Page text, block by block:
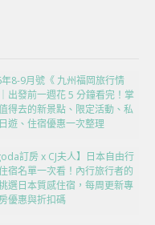
8-9月號《 九州福岡旅行情
出發前一週花 5 分鐘看完！掌
得去的新景點、限定活動、私
遊、住宿優惠一次整理
訂房 x CJ夫人】日本自由行
宿名單一次看！內行旅行者的
選日本質感住宿，每周更新專
優惠與折扣碼